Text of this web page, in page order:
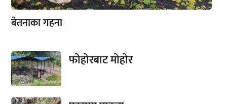
बेतनाका गहना
फोहोरबाट मोहोर